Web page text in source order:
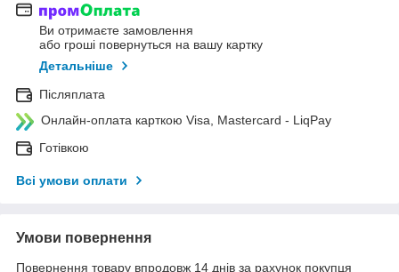
Ви отримаєте замовлення
або гроші повернуться на вашу картку
Детальніше
Післяплата
Онлайн-оплата карткою Visa, Mastercard - LiqPay
Готівкою
Всі умови оплати
Умови повернення
Повернення товару впродовж 14 днів за рахунок покупця